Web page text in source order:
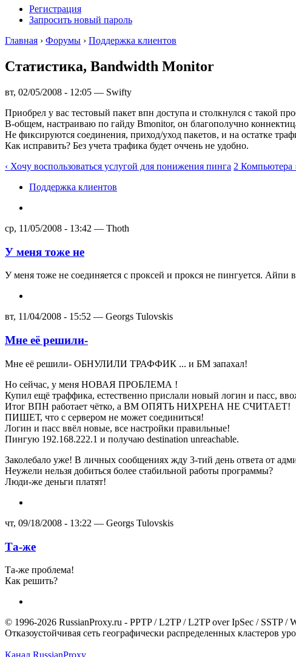
Регистрация
Запросить новый пароль
Главная › Форумы › Поддержка клиентов
Статистика, Bandwidth Monitor
вт, 02/05/2008 - 12:05 — Swifty
Приобрел у вас тестовый пакет впн доступа и столкнулся с такой
В-общем, настраиваю по гайду Bmonitor, он благополучно
Не фиксируются соединения, приход/уход пакетов, и на остатке
Как исправить? Без учета трафика будет оччень не удобно.
‹ Хочу воспользоваться услугой для понижения пинга 2 Компьютера
Поддержка клиентов
ср, 11/05/2008 - 13:42 — Thoth
У меня тоже не
У меня тоже не соединяется с проксей и прокся не пингуется. Айпи
вт, 11/04/2008 - 15:52 — Georgs Tulovskis
Мне её решили-
Мне её решили- ОБНУЛИЛИ ТРАФФИК ... и БМ запахал!
Но сейчас, у меня НОВАЯ ПРОБЛЕМА !
Купил ещё траффика, естественно прислали новый логин и пасс,
Итог ВПН работает чётко, а BM ОПЯТЬ НИХРЕНА НЕ СЧИТАЕТ!
ПИШЕТ, что с сервером не может соединиться!
Логин и пасс ввёл новые, все настройки правильные!
Пингую 192.168.222.1 и получаю destination unreachable.
Заколебало уже! В личных сообщениях жду 3-тий день ответа от
Неужели нельзя добиться более стабильной работы программы?
Люди-же деньги платят!
чт, 09/18/2008 - 13:22 — Georgs Tulovskis
Та-же
Та-же проблема!
Как решить?
© 1996-2026 RussianProxy.ru - PPTP / L2TP / L2TP over IpSec / SSTP
Отказоустойчивая сеть географически распределенных кластеров